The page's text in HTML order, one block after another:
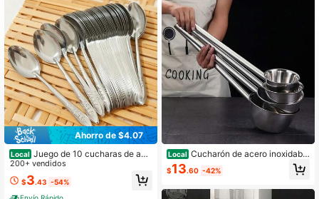
Cucharas Para Comer
Ahorro de $4.07
Local Juego de 10 cucharas de ace
ro inoxidable: cucharas multiusos d
e mango largo para servir en casa,
cocina, restaurante, hotel y uso diar
io.
200+ vendidos
$3.43 -54%
Local Cucharón de acero inoxidable
304 de 35/45/65cm, cuchara para
gachas, cuchara de agua de mango
$13.60 -42%